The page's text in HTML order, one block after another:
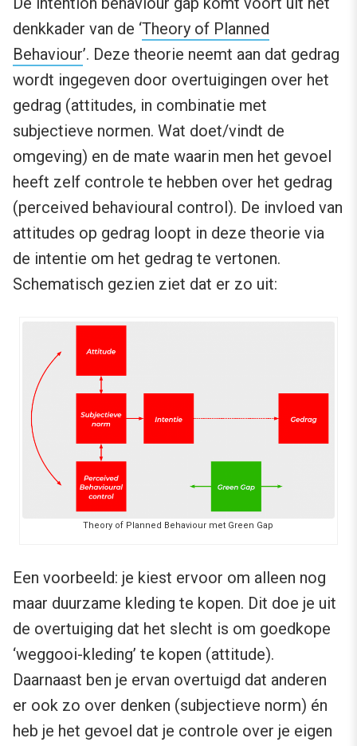
denkkader van de ‘Theory of Planned
Behaviour’. Deze theorie neemt aan dat gedrag
wordt ingegeven door overtuigingen over het
gedrag (attitudes, in combinatie met
subjectieve normen. Wat doet/vindt de
omgeving) en de mate waarin men het gevoel
heeft zelf controle te hebben over het gedrag
(perceived behavioural control). De invloed van
attitudes op gedrag loopt in deze theorie via
de intentie om het gedrag te vertonen.
Schematisch gezien ziet dat er zo uit:
Theory of Planned Behaviour met Green Gap
Een voorbeeld: je kiest ervoor om alleen nog
maar duurzame kleding te kopen. Dit doe je uit
de overtuiging dat het slecht is om goedkope
‘weggooi-kleding’ te kopen (attitude).
Daarnaast ben je ervan overtuigd dat anderen
er ook zo over denken (subjectieve norm) én
heb je het gevoel dat je controle over je eigen